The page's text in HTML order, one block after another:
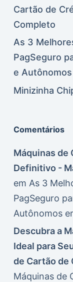
Cartão de
Completo
As 3
PagSeguro
e
Minizinha
Comentários
Máquinas de
Definitivo -
em As 3
PagSeguro
Autônomos
Descubra a
Ideal para
de Cartão de
Máquinas de